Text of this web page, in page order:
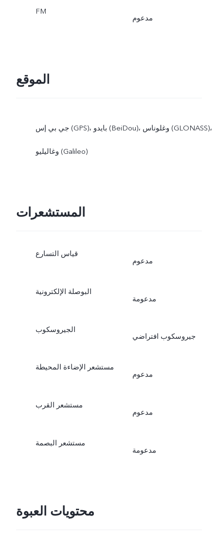
FM
مدعوم
الموقع
جي بي إس (GPS)، بايدو (BeiDou)، وغلوناس (GLONASS)،
وغاليليو (Galileo)
المستشعرات
قياس التسارع
مدعوم
البوصلة الإلكترونية
مدعومة
الجيروسكوب
جيروسكوب افتراضي
مستشعر الإضاءة المحيطة
مدعوم
مستشعر القرب
مدعوم
مستشعر البصمة
مدعومة
محتويات العبوة